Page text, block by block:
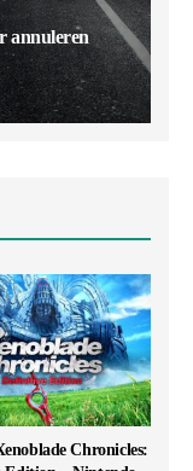
annuleren
Chronicles: